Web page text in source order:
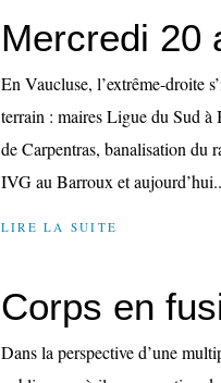
Mercredi 20
En Vaucluse, l’extrême-droite
terrain : maires Ligue du Sud
de Carpentras, banalisation du
IVG au Barroux et
LIRE LA SUITE
Corps en
Dans la perspective d’une